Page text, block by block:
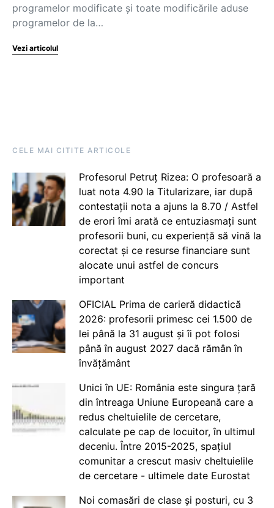
programelor modificate și toate modificările aduse
programelor de la…
Vezi articolul
CELE MAI CITITE ARTICOLE
Profesorul Petruț Rizea: O profesoară a
luat nota 4.90 la Titularizare, iar după
contestații nota a ajuns la 8.70 / Astfel
de erori îmi arată ce entuziasmați sunt
profesorii buni, cu experiență să vină la
corectat și ce resurse financiare sunt
alocate unui astfel de concurs
important
OFICIAL Prima de carieră didactică
2026: profesorii primesc cei 1.500 de
lei până la 31 august și îi pot folosi
până în august 2027 dacă rămân în
învățământ
Unici în UE: România este singura țară
din întreaga Uniune Europeană care a
redus cheltuielile de cercetare,
calculate pe cap de locuitor, în ultimul
deceniu. Între 2015-2025, spațiul
comunitar a crescut masiv cheltuielile
de cercetare - ultimele date Eurostat
Noi comasări de clase și posturi, cu 3